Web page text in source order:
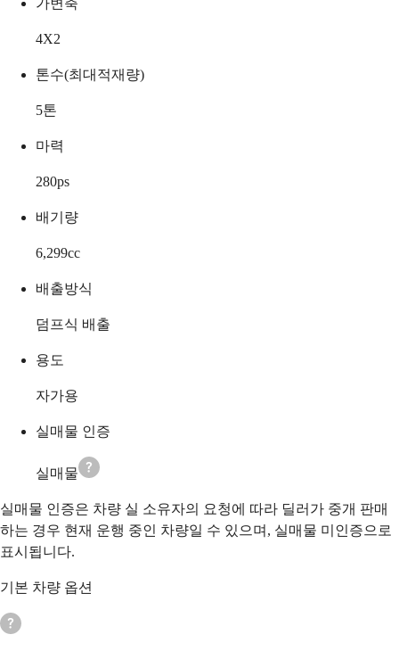
가변축
4X2
톤수(최대적재량)
5톤
마력
280ps
배기량
6,299cc
배출방식
덤프식 배출
용도
자가용
실매물 인증
실매물
실매물 인증은 차량 실 소유자의 요청에 따라 딜러가 중개 판매
하는 경우 현재 운행 중인 차량일 수 있으며, 실매물 미인증으로
표시됩니다.
기본 차량 옵션